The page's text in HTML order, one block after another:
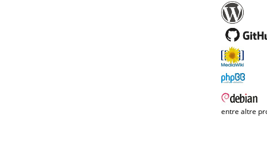
entre altre